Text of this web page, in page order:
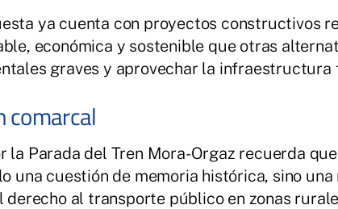
ya cuenta con proyectos constructivos
económica y sostenible que otras
graves y aprovechar la infraestructura
comarcal
la Parada del Tren Mora-Orgaz recuerda
una cuestión de memoria histórica, sino
al transporte público en zonas